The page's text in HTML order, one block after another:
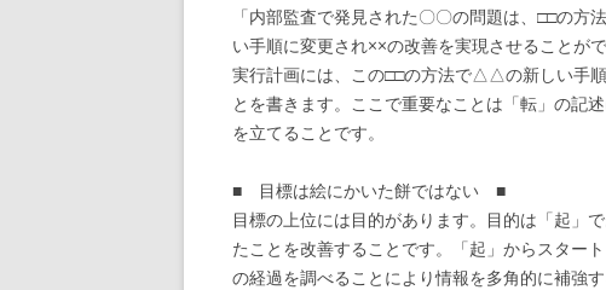
「内部監査で発見された〇〇の問題は、□□の
い手順に変更され××の改善を実現させることがで
実行計画には、この□□の方法で△△の新しい手
とを書きます。ここで重要なことは「転」の記
を立てることです。
■ 目標は絵にかいた餅ではない ■
目標の上位には目的があります。目的は「起」
たことを改善することです。「起」からスター
の経過を調べることにより情報を多角的に補強